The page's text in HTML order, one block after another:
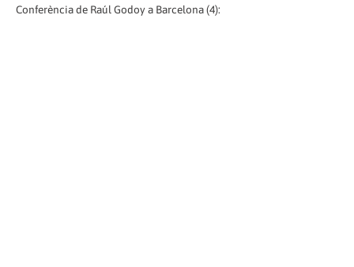
Conferència de Raúl Godoy a Barcelona (4):